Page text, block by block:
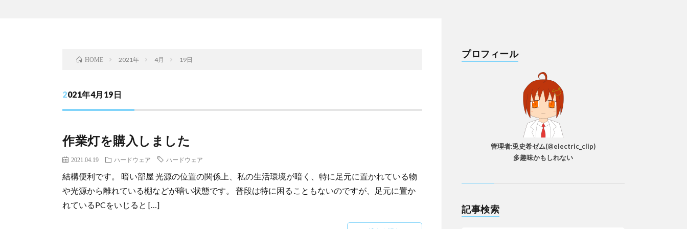
HOME 2021年 4月 19日
2021年4月19日
作業灯を購入しました
2021.04.19 ハードウェア ハードウェア
結構便利です。 暗い部屋 光源の位置の関係上、私の生活環境が暗く、特に足元に置かれている物
や光源から離れている棚などが暗い状態です。 普段は特に困ることもないのですが、足元に置か
れているPCをいじると […]
プロフィール
管理者:兎史希ゼム(@electric_clip)
多趣味かもしれない
記事検索